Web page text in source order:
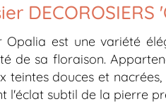
DECOROSIERS
Opalia est une variété
de sa floraison.
teintes douces et
l'éclat subtil de la pierre